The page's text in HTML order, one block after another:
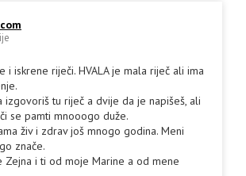
i iskrene riječi. HVALA je mala riječ ali ima
izgovoriš tu riječ a dvije da je napišeš, ali
se pamti mnooogo duže.
živ i zdrav još mnogo godina. Meni
znače.
Zejna i ti od moje Marine a od mene